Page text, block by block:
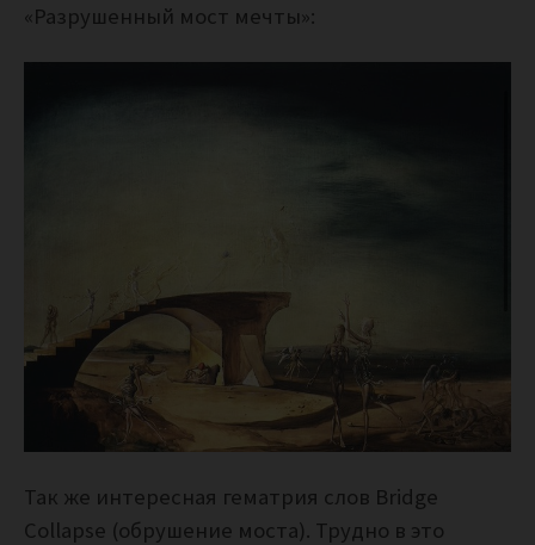
«Разрушенный мост мечты»:
Так же интересная гематрия слов Bridge
Collapse (обрушение моста). Трудно в это